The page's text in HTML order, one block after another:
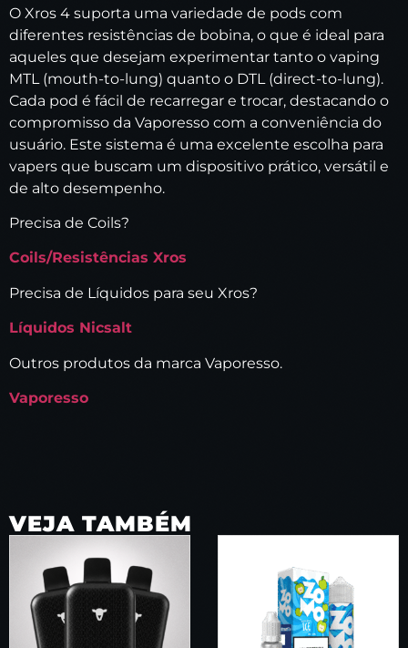
O Xros 4 suporta uma variedade de pods com
diferentes resistências de bobina, o que é ideal para
aqueles que desejam experimentar tanto o vaping
MTL (mouth-to-lung) quanto o DTL (direct-to-lung).
Cada pod é fácil de recarregar e trocar, destacando o
compromisso da Vaporesso com a conveniência do
usuário. Este sistema é uma excelente escolha para
vapers que buscam um dispositivo prático, versátil e
de alto desempenho.
Precisa de Coils?
Coils/Resistências Xros
Precisa de Líquidos para seu Xros?
Líquidos Nicsalt
Outros produtos da marca Vaporesso.
Vaporesso
VEJA TAMBÉM